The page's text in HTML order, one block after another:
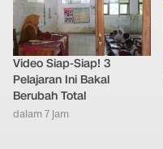
Video Siap-Siap! 3
Pelajaran Ini Bakal
Berubah Total
dalam 7 jam